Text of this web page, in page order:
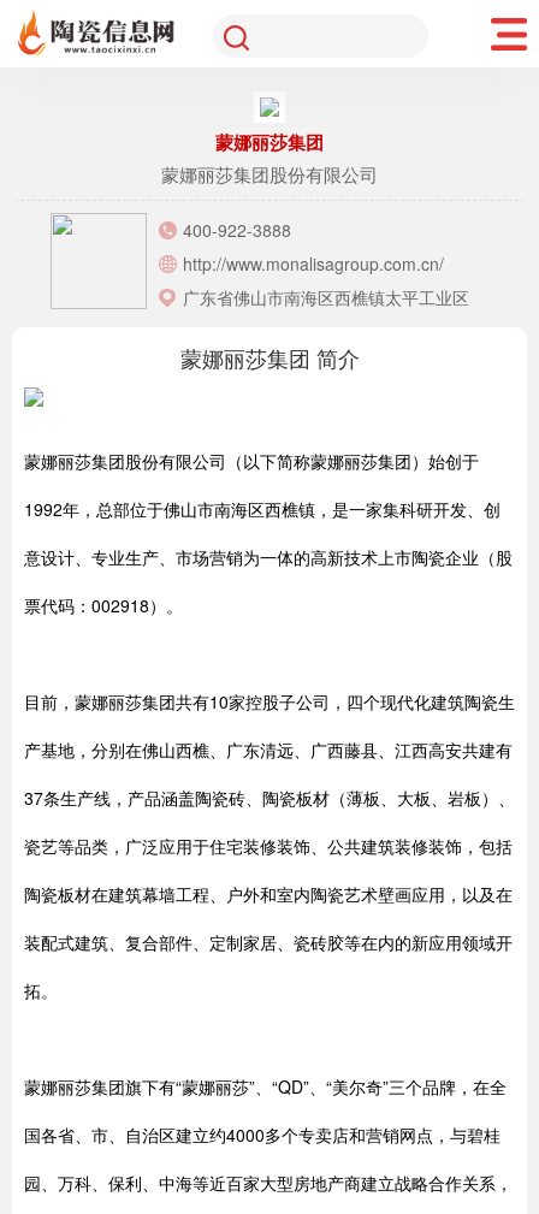
蒙娜丽莎集团
蒙娜丽莎集团股份有限公司
400-922-3888
http://www.monalisagroup.com.cn/
广东省佛山市南海区西樵镇太平工业区
蒙娜丽莎集团 简介
蒙娜丽莎集团股份有限公司（以下简称蒙娜丽莎集团）始创于
1992年，总部位于佛山市南海区西樵镇，是一家集科研开发、创
意设计、专业生产、市场营销为一体的高新技术上市陶瓷企业（股
票代码：002918）。
目前，蒙娜丽莎集团共有10家控股子公司，四个现代化建筑陶瓷生
产基地，分别在佛山西樵、广东清远、广西藤县、江西高安共建有
37条生产线，产品涵盖陶瓷砖、陶瓷板材（薄板、大板、岩板）、
瓷艺等品类，广泛应用于住宅装修装饰、公共建筑装修装饰，包括
陶瓷板材在建筑幕墙工程、户外和室内陶瓷艺术壁画应用，以及在
装配式建筑、复合部件、定制家居、瓷砖胶等在内的新应用领域开
拓。
蒙娜丽莎集团旗下有“蒙娜丽莎”、“QD”、“美尔奇”三个品牌，在全
国各省、市、自治区建立约4000多个专卖店和营销网点，与碧桂
园、万科、保利、中海等近百家大型房地产商建立战略合作关系，